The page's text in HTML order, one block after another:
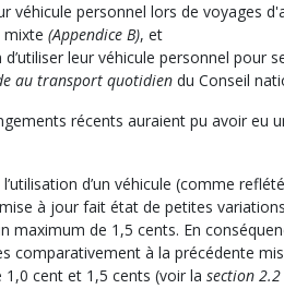
véhicule personnel lors de voyages
mixte (Appendice B), et
leur véhicule personnel pour
au transport quotidien du Conseil
récents auraient pu avoir eu
d’un véhicule (comme
à jour fait état de petites
maximum de 1,5 cents. En
comparativement à la précédente
cent et 1,5 cents (voir la section 2.2